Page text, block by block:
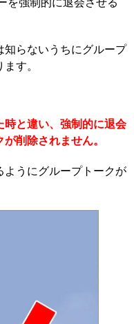
を強制的に退会させる
知らないうちにグループ
す。
時と違い、強制的に退会
削除されません。
ようにグループトークが